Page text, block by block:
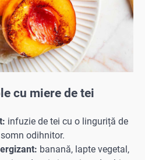
cu miere de tei
infuzie de tei cu o linguriță de
odihnitor.
banană, lapte vegetal,